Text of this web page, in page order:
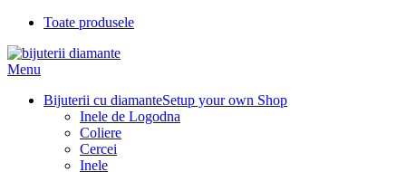
Skip
content
Toate produsele
Bijuterii
Primary
Menu
Menu
Bijuterii cu diamanteSetup your own Shop
Inele de Logodna
Coliere
Cercei
Inele